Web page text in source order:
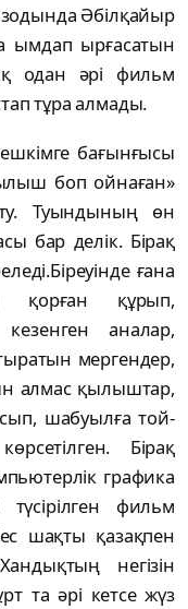
Әбілқайыр
ым­дап ырғасатын
одан әрі фильм
тұра ал­ма­ды.
бағынғысы
боп ойнаған»
Туын­ды­ның өн
бар делік. Бірақ
ғана
қорған құрып,
аналар,
мергендер,
алмас қы­лыш­тар,
шабуылға той­
Бірақ
графика
фильм
шақты қазақпен
негізін
та әрі кетсе жүз